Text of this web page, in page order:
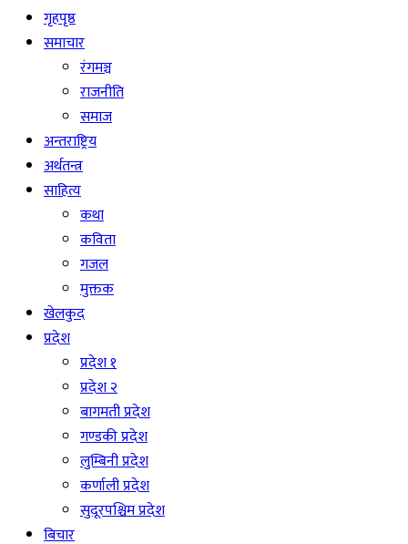
गृहपृष्ठ
समाचार
रंगमञ्च
राजनीति
समाज
अन्तराष्ट्रिय
अर्थतन्त्र
साहित्य
कथा
कविता
गजल
मुक्तक
खेलकुद
प्रदेश
प्रदेश १
प्रदेश २
बागमती प्रदेश
गण्डकी प्रदेश
लुम्बिनी प्रदेश
कर्णाली प्रदेश
सुदूरपश्चिम प्रदेश
बिचार